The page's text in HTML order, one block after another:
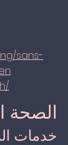
sans-
الصحة
خدمات